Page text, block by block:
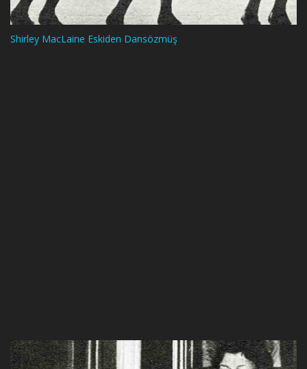
Shirley MacLaine Eskiden Dansözmüş